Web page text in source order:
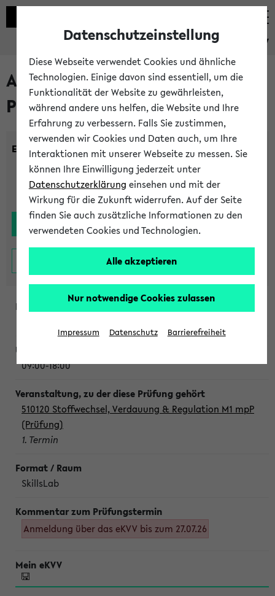
eKVV
Alle noch stattfindenden
Prüfungen
Einrichtung:
09:00-18:00
510120 Stoffwechsel, Verdauung & Regulation M1 mpP
(Prüfung)
1. Termin
SkillsLab
Anmeldung über das eKVV bis zum 27.07.26
Datenschutzeinstellung
Diese Webseite verwendet Cookies und ähnliche
Technologien. Einige davon sind essentiell, um die
Funktionalität der Website zu gewährleisten,
während andere uns helfen, die Website und Ihre
Erfahrung zu verbessern. Falls Sie zustimmen,
verwenden wir Cookies und Daten auch, um Ihre
Interaktionen mit unserer Webseite zu messen. Sie
können Ihre Einwilligung jederzeit unter
Datenschutzerklärung einsehen und mit der
Wirkung für die Zukunft widerrufen. Auf der Seite
finden Sie auch zusätzliche Informationen zu den
verwendeten Cookies und Technologien.
Alle akzeptieren
Nur notwendige Cookies zulassen
Impressum Datenschutz Barrierefreiheit